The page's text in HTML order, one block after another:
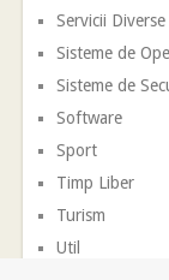
Servicii Diverse
Sisteme de
Sisteme de
Software
Sport
Timp Liber
Turism
Util